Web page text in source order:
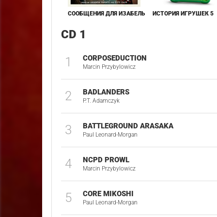
СООБЩЕНИЯ ДЛЯ ИЗАБЕЛЬ ИСТОРИЯ ИГРУШЕК 5
CD 1
1 CORPOSEDUCTION
Marcin Przybylowicz
2 BADLANDERS
P.T. Adamczyk
3 BATTLEGROUND ARASAKA
Paul Leonard-Morgan
4 NCPD PROWL
Marcin Przybylowicz
5 CORE MIKOSHI
Paul Leonard-Morgan